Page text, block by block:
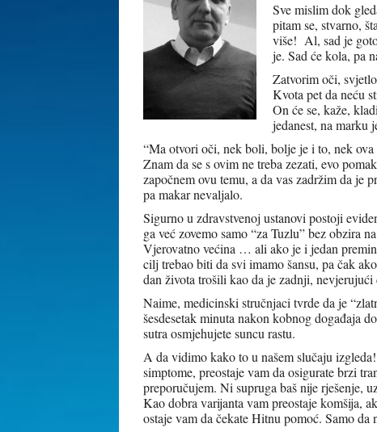
Sve mislim dok
pitam se, stvarno,
više! Al, sad je
je. Sad će kola, pa
Zatvorim oči,
Kvota pet da neću
On će se, kaže,
jedanest, na marku
“Ma otvori oči, nek boli, bolje je i to, nek
Znam da se s ovim ne treba zezati, evo
započnem ovu temu, a da vas zadržim da je
pa makar nevaljalo.
Sigurno u zdravstvenoj ustanovi postoji
ga već zovemo samo “za Tuzlu” bez obzira
Vjerovatno većina … ali ako je i jedan
cilj trebao biti da svi imamo šansu, pa čak
dan života trošili kao da je zadnji,
Naime, medicinski stručnjaci tvrde da je
šesdesetak minuta nakon kobnog događaja
sutra osmjehujete suncu rastu.
A da vidimo kako to u našem slučaju
simptome, preostaje vam da osigurate brzi
preporučujem. Ni supruga baš nije rješenje,
Kao dobra varijanta vam preostaje komšija,
ostaje vam da čekate Hitnu pomoć. Samo da